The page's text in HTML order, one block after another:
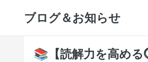
ブログ＆お知らせ
📚【読解力を高め